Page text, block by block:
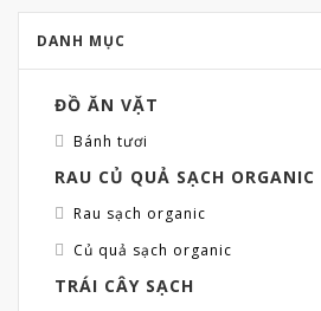
DANH MỤC
ĐỒ ĂN VẶT
Bánh tươi
RAU CỦ QUẢ SẠCH ORGANIC
Rau sạch organic
Củ quả sạch organic
TRÁI CÂY SẠCH